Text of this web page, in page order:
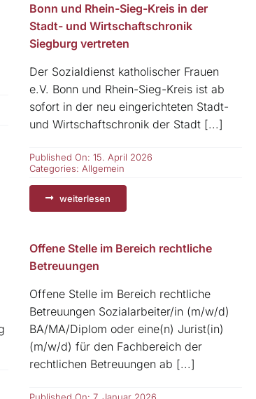
Bonn und Rhein-Sieg-Kreis in der
Stadt- und Wirtschaftschronik
Siegburg vertreten
Der Sozialdienst katholischer Frauen
e.V. Bonn und Rhein-Sieg-Kreis ist ab
sofort in der neu eingerichteten Stadt-
und Wirtschaftschronik der Stadt [...]
Published On: 15. April 2026
Categories: Allgemein
weiterlesen
Offene Stelle im Bereich rechtliche
Betreuungen
Offene Stelle im Bereich rechtliche
Betreuungen Sozialarbeiter/in (m/w/d)
BA/MA/Diplom oder eine(n) Jurist(in)
(m/w/d) für den Fachbereich der
rechtlichen Betreuungen ab [...]
Published On: 7. Januar 2026